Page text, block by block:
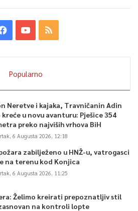
Popularno
Neretve i kajaka, Travničanin Adin
kreće u novu avanturu: Pješice 354
preko najviših vrhova BiH
6 Augusta 2026, 12:18
zabilježeno u HNŽ-u, vatrogasci
na terenu kod Konjica
6 Augusta 2026, 11:25
Želimo kreirati prepoznatljiv stil
na kontroli lopte